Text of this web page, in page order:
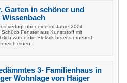
Garten in schöner und
verfügt über eine im Jahre 2004
Fenster aus Kunststoff mit
wurde die Elektrik bereits erneuert.
einen
3- Familienhaus in
Wohnlage von Haiger